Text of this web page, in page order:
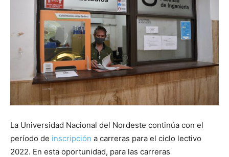
La Universidad Nacional del Nordeste continúa con el
período de inscripción a carreras para el ciclo lectivo
2022. En esta oportunidad, para las carreras